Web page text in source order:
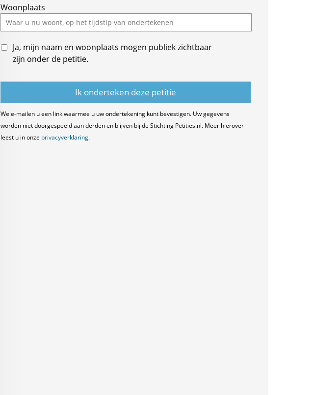
this
field
Woonplaats
Ja, mijn naam en woonplaats mogen publiek zichtbaar
zijn onder de petitie.
We e-mailen u een link waarmee u uw ondertekening kunt bevestigen. Uw gegevens
worden niet doorgespeeld aan derden en blijven bij de Stichting Petities.nl. Meer hierover
leest u in onze privacyverklaring.